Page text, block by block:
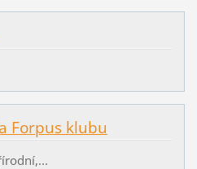
Forpus klubu